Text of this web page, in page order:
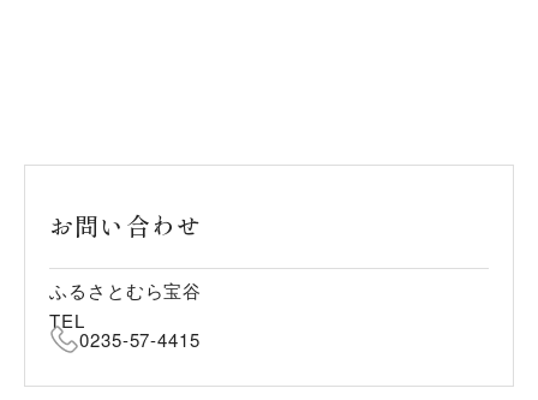
お問い合わせ
ふるさとむら宝谷
TEL
0235-57-4415